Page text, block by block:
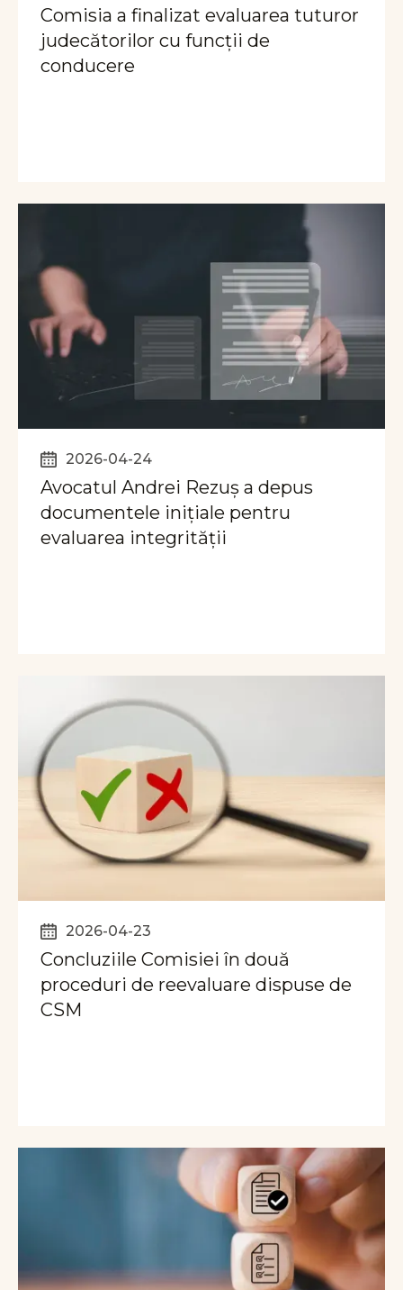
Comisia a finalizat evaluarea tuturor
judecătorilor cu funcții de
conducere
2026-04-24
Avocatul Andrei Rezuș a depus
documentele inițiale pentru
evaluarea integrității
2026-04-23
Concluziile Comisiei în două
proceduri de reevaluare dispuse de
CSM